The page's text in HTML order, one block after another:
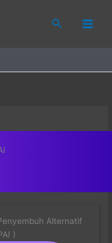
Search
Alternatif
)